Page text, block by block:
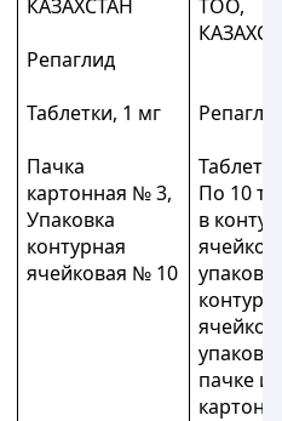
КАЗАХСТАН
Репаглид
Таблетки, 1 мг
Пачка
картонная № 3,
Упаковка
контурная
ячейковая № 10
ТОО,
По 10
в
пачке из
картона.